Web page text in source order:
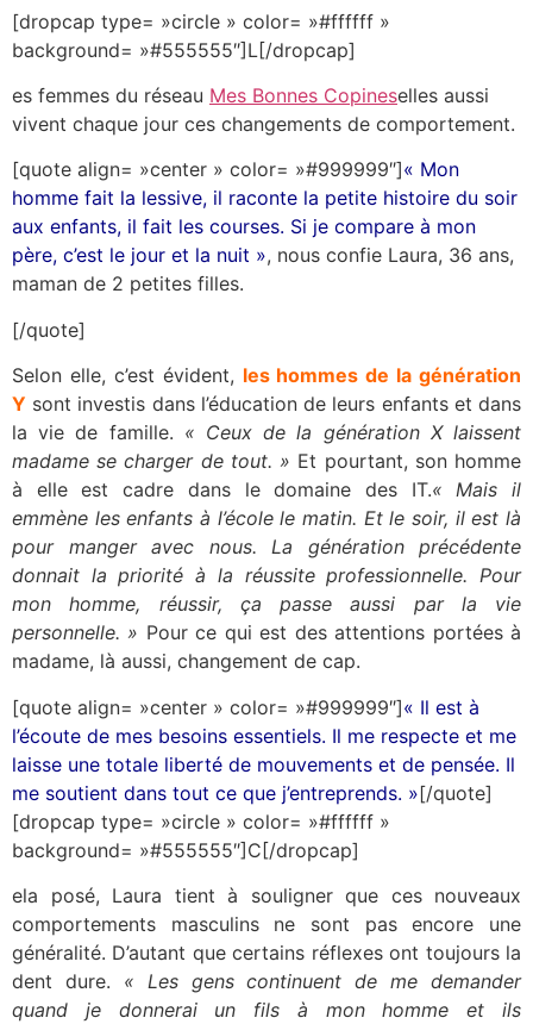
[dropcap type= »circle » color= »#ffffff »
background= »#555555″]L[/dropcap]
es femmes du réseau Mes Bonnes Copineselles aussi
vivent chaque jour ces changements de comportement.
[quote align= »center » color= »#999999″]« Mon
homme fait la lessive, il raconte la petite histoire du soir
aux enfants, il fait les courses. Si je compare à mon
père, c’est le jour et la nuit », nous confie Laura, 36 ans,
maman de 2 petites filles.
[/quote]
Selon elle, c’est évident, les hommes de la génération
Y sont investis dans l’éducation de leurs enfants et dans
la vie de famille. « Ceux de la génération X laissent
madame se charger de tout. » Et pourtant, son homme
à elle est cadre dans le domaine des IT.« Mais il
emmène les enfants à l’école le matin. Et le soir, il est là
pour manger avec nous. La génération précédente
donnait la priorité à la réussite professionnelle. Pour
mon homme, réussir, ça passe aussi par la vie
personnelle. » Pour ce qui est des attentions portées à
madame, là aussi, changement de cap.
[quote align= »center » color= »#999999″]« Il est à
l’écoute de mes besoins essentiels. Il me respecte et me
laisse une totale liberté de mouvements et de pensée. Il
me soutient dans tout ce que j’entreprends. »[/quote]
[dropcap type= »circle » color= »#ffffff »
background= »#555555″]C[/dropcap]
ela posé, Laura tient à souligner que ces nouveaux
comportements masculins ne sont pas encore une
généralité. D’autant que certains réflexes ont toujours la
dent dure. « Les gens continuent de me demander
quand je donnerai un fils à mon homme et ils